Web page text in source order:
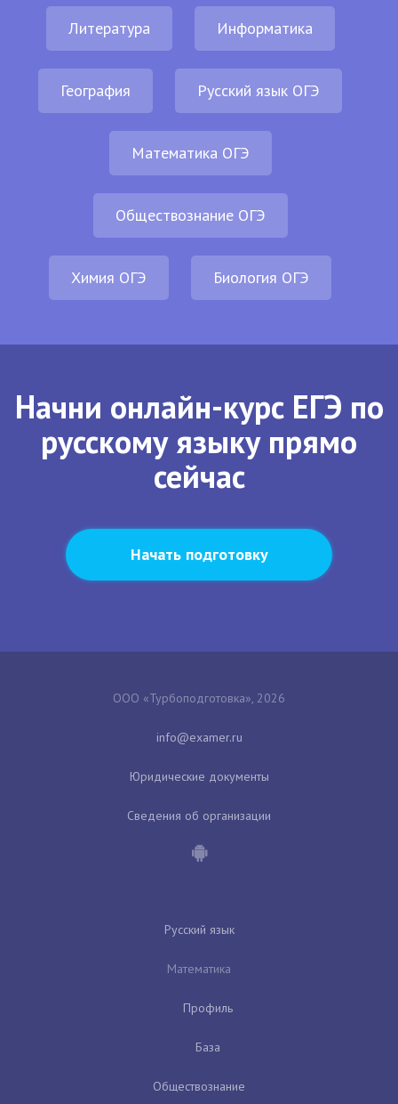
Литература Информатика
География Русский язык ОГЭ
Математика ОГЭ
Обществознание ОГЭ
Химия ОГЭ Биология ОГЭ
Начни онлайн-курс ЕГЭ по
русскому языку прямо
сейчас
Начать подготовку
ООО «Турбоподготовка», 2026
Юридические документы
Сведения об организации
Русский язык
Математика
Профиль
База
Обществознание